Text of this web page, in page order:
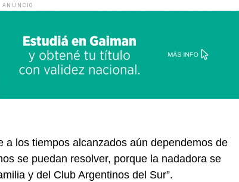
ANUNCIO
a los tiempos alcanzados aún dependemos de
se puedan resolver, porque la nadadora se
y del Club Argentinos del Sur”.